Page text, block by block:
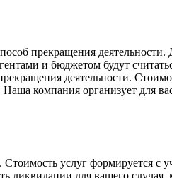
прекращения деятельности.
и бюджетом будут
деятельности.
Наша компания организует
услуг формируется с
ликвидации для вашего